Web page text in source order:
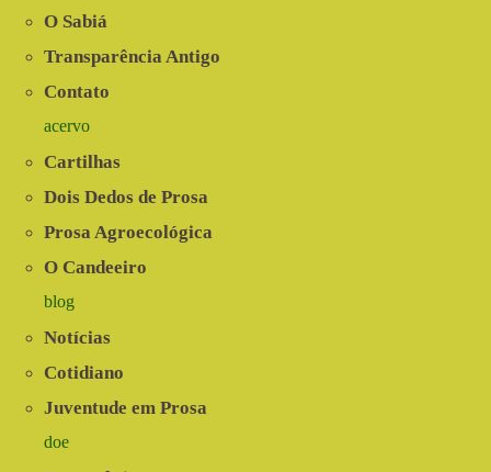
O Sabiá
Transparência Antigo
Contato
acervo
Cartilhas
Dois Dedos de Prosa
Prosa Agroecológica
O Candeeiro
blog
Notícias
Cotidiano
Juventude em Prosa
doe